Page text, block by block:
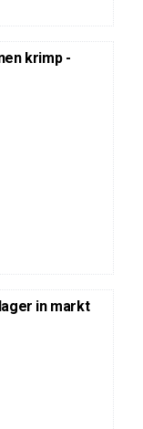
krimp -
in markt